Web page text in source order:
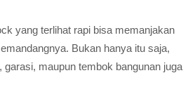
yang terlihat rapi bisa memanjakan
Bukan hanya itu saja,
garasi, maupun tembok bangunan juga